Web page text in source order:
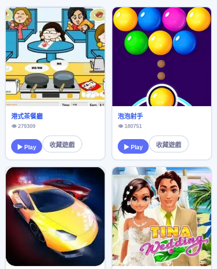
港式茶餐廳
👁 279309
▶ Play 收藏遊戲
泡泡射手
👁 180751
▶ Play 收藏遊戲